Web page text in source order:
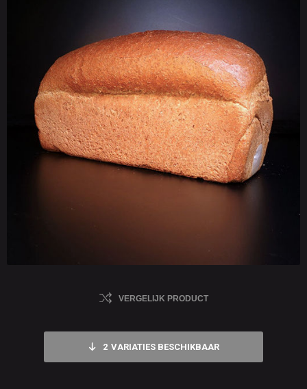
VERGELIJK PRODUCT
2 VARIATIES BESCHIKBAAR